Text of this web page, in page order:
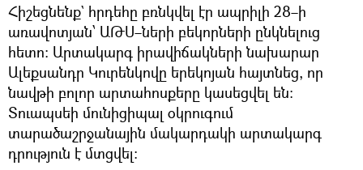
Հիշեցնենք` հրդեհը բռնկվել էր ապրիլի 28–ի
առավոտյան՝ ԱԹՍ–ների բեկորների ընկնելուց
հետո։ Արտակարգ իրավիճակների նախարար
Ալեքսանդր Կուրենկովը երեկոյան հայտնեց, որ
նավթի բոլոր արտահոսքերը կասեցվել են:
Տուապսեի մունիցիպալ օկրուգում
տարածաշրջանային մակարդակի արտակարգ
դրություն է մտցվել։